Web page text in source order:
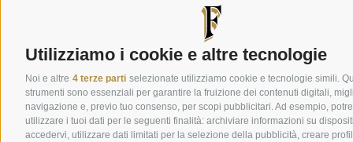
Utilizziamo i cookie e altre tecnologie
Noi e altre 4 terze parti selezionate utilizziamo cookie e tecnologie simili.
strumenti sono essenziali per garantire la fruizione dei contenuti digitali,
navigazione e, previo tuo consenso, per scopi pubblicitari. Ad esempio,
utilizzare i tuoi dati per le seguenti finalità: archiviare informazioni su
accedervi, utilizzare dati limitati per la selezione della pubblicità, creare